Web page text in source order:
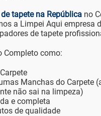
tapete na Repúblicano
a Limpei Aqui empresa
de tapete
Completo como:
Manchas do Carpete
não sai na limpeza)
e completa
de qualidade